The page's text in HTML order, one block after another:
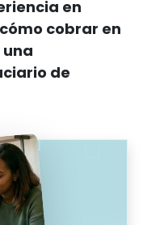
en
cobrar en
una
de